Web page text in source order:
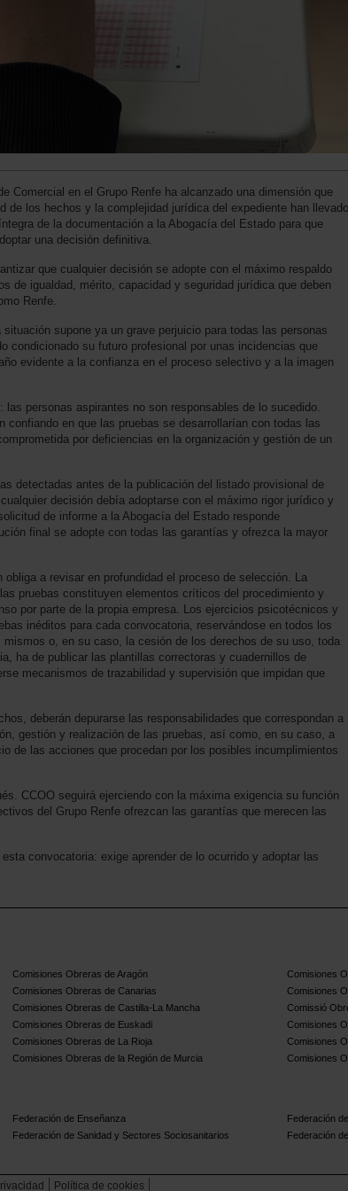
Comercial en el Grupo Renfe ha alcanzado una dimensión que
de los hechos y la complejidad jurídica del expediente han llevado
de la documentación a la Abogacía del Estado para que
una decisión definitiva.
que cualquier decisión se adopte con el máximo respaldo
de igualdad, mérito, capacidad y seguridad jurídica que deben
Renfe.
supone ya un grave perjuicio para todas las personas
condicionado su futuro profesional por unas incidencias que
evidente a la confianza en el proceso selectivo y a la imagen
personas aspirantes no son responsables de lo sucedido.
confiando en que las pruebas se desarrollarían con todas las
por deficiencias en la organización y gestión de un
detectadas antes de la publicación del listado provisional de
decisión debía adoptarse con el máximo rigor jurídico y
de informe a la Abogacía del Estado responde
final se adopte con todas las garantías y ofrezca la mayor
a revisar en profundidad el proceso de selección. La
pruebas constituyen elementos críticos del procedimiento y
por parte de la propia empresa. Los ejercicios psicotécnicos y
inéditos para cada convocatoria, reservándose en todos los
o, en su caso, la cesión de los derechos de su uso, toda
ha de publicar las plantillas correctoras y cuadernillos de
mecanismos de trazabilidad y supervisión que impidan que
deberán depurarse las responsabilidades que correspondan a
gestión y realización de las pruebas, así como, en su caso, a
de las acciones que procedan por los posibles incumplimientos
CCOO seguirá ejerciendo con la máxima exigencia su función
del Grupo Renfe ofrezcan las garantías que merecen las
convocatoria: exige aprender de lo ocurrido y adoptar las
Comisiones Obreras de Aragón
Comisiones
Comisiones Obreras de Canarias
Comisiones
Comisiones Obreras de Castilla-La Mancha
Comissió
Comisiones Obreras de Euskadi
Comisiones
Comisiones Obreras de La Rioja
Comisiones
Comisiones Obreras de la Región de Murcia
Comisiones
Federación de Enseñanza
Federación
Federación de Sanidad y Sectores Sociosanitarios
Federación
Política de cookies